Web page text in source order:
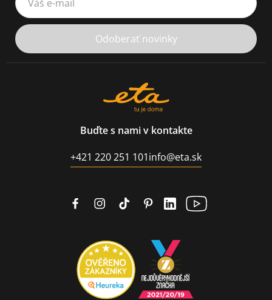
Odoberať novinky
Buďte s nami v kontakte
+421 220 251 101info@eta.sk